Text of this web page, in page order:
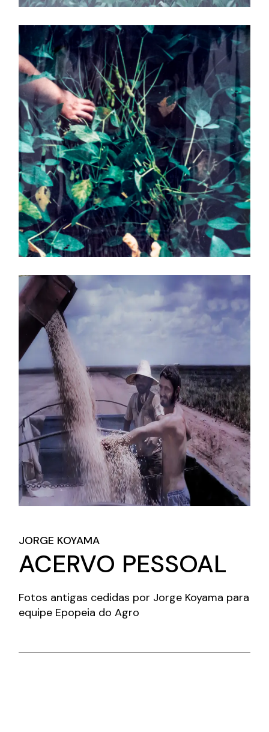
JORGE KOYAMA
ACERVO PESSOAL
Fotos antigas cedidas por Jorge Koyama para
equipe Epopeia do Agro